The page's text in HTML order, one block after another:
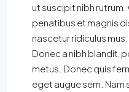
ut suscipit nibh
penatibus et magnis
nascetur ridiculus mus.
Donec a nibh blandit,
metus. Donec quis
eget augue sem. Nam